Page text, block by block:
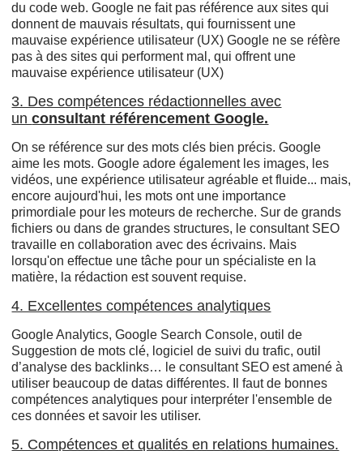
du code web. Google ne fait pas référence aux sites qui
donnent de mauvais résultats, qui fournissent une
mauvaise expérience utilisateur (UX) Google ne se réfère
pas à des sites qui performent mal, qui offrent une
mauvaise expérience utilisateur (UX)
3. Des compétences rédactionnelles avec
unconsultant référencement Google.
On se référence sur des mots clés bien précis. Google
aime les mots. Google adore également les images, les
vidéos, une expérience utilisateur agréable et fluide... mais,
encore aujourd'hui, les mots ont une importance
primordiale pour les moteurs de recherche. Sur de grands
fichiers ou dans de grandes structures, le consultant SEO
travaille en collaboration avec des écrivains. Mais
lorsqu'on effectue une tâche pour un spécialiste en la
matière, la rédaction est souvent requise.
4. Excellentes compétences analytiques
Google Analytics, Google Search Console, outil de
Suggestion de mots clé, logiciel de suivi du trafic, outil
d’analyse des backlinks… le consultant SEO est amené à
utiliser beaucoup de datas différentes. Il faut de bonnes
compétences analytiques pour interpréter l'ensemble de
ces données et savoir les utiliser.
5. Compétences et qualités en relations humaines.